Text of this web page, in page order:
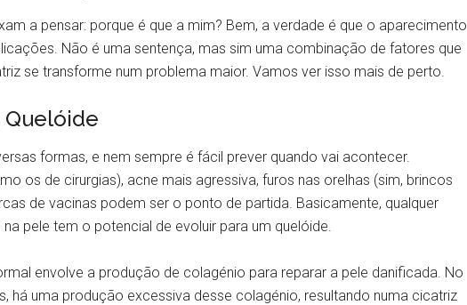
a pensar: porque é que a mim? Bem, a verdade é que o aparecimento
Não é uma sentença, mas sim uma combinação de fatores que
se transforme num problema maior. Vamos ver isso mais de perto.
Quelóide
formas, e nem sempre é fácil prever quando vai acontecer.
os de cirurgias), acne mais agressiva, furos nas orelhas (sim, brincos
de vacinas podem ser o ponto de partida. Basicamente, qualquer
pele tem o potencial de evoluir para um quelóide.
envolve a produção de colagénio para reparar a pele danificada. No
há uma produção excessiva desse colagénio, resultando numa cicatriz